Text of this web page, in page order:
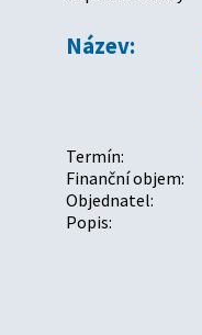
Název:
Termín:
Finanční objem:
Objednatel:
Popis: